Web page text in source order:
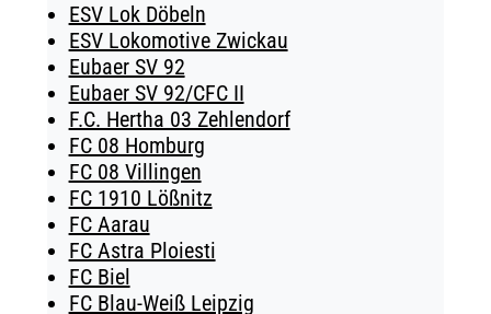
ESV Lok Döbeln
ESV Lokomotive Zwickau
Eubaer SV 92
Eubaer SV 92/CFC II
F.C. Hertha 03 Zehlendorf
FC 08 Homburg
FC 08 Villingen
FC 1910 Lößnitz
FC Aarau
FC Astra Ploiesti
FC Biel
FC Blau-Weiß Leipzig